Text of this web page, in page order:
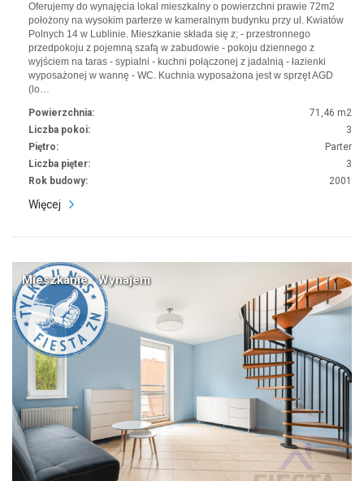
Oferujemy do wynajęcia lokal mieszkalny o powierzchni prawie 72m2
położony na wysokim parterze w kameralnym budynku przy ul. Kwiatów
Polnych 14 w Lublinie. Mieszkanie składa się z; - przestronnego
przedpokoju z pojemną szafą w zabudowie - pokoju dziennego z
wyjściem na taras - sypialni - kuchni połączonej z jadalnią - łazienki
wyposażonej w wannę - WC. Kuchnia wyposażona jest w sprzęt AGD
(lo…
Powierzchnia:
71,46 m2
Liczba pokoi:
3
Piętro:
Parter
Liczba pięter:
3
Rok budowy:
2001
Więcej
Mieszkanie · Wynajem